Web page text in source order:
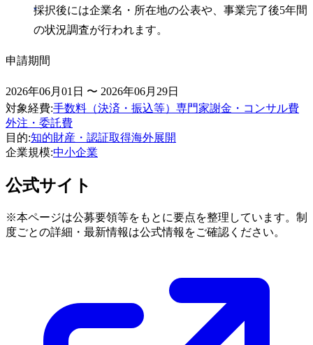
採択後には企業名・所在地の公表や、事業完了後5年間
の状況調査が行われます。
申請期間
2026年06月01日 〜 2026年06月29日
対象経費:手数料（決済・振込等） 専門家謝金・コンサル費
外注・委託費
目的:知的財産・認証取得海外展開
企業規模:中小企業
公式サイト
※本ページは公募要領等をもとに要点を整理しています。制
度ごとの詳細・最新情報は公式情報をご確認ください。